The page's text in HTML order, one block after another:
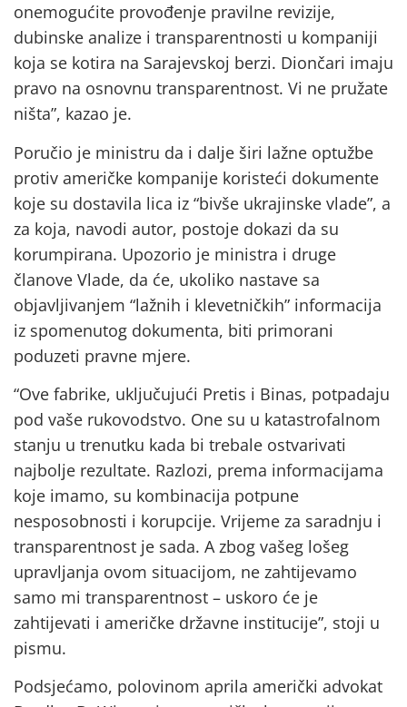
onemogućite provođenje pravilne revizije,
dubinske analize i transparentnosti u kompaniji
koja se kotira na Sarajevskoj berzi. Diončari imaju
pravo na osnovnu transparentnost. Vi ne pružate
ništa”, kazao je.
Poručio je ministru da i dalje širi lažne optužbe
protiv američke kompanije koristeći dokumente
koje su dostavila lica iz “bivše ukrajinske vlade”, a
za koja, navodi autor, postoje dokazi da su
korumpirana. Upozorio je ministra i druge
članove Vlade, da će, ukoliko nastave sa
objavljivanjem “lažnih i klevetničkih” informacija
iz spomenutog dokumenta, biti primorani
poduzeti pravne mjere.
“Ove fabrike, uključujući Pretis i Binas, potpadaju
pod vaše rukovodstvo. One su u katastrofalnom
stanju u trenutku kada bi trebale ostvarivati
najbolje rezultate. Razlozi, prema informacijama
koje imamo, su kombinacija potpune
nesposobnosti i korupcije. Vrijeme za saradnju i
transparentnost je sada. A zbog vašeg lošeg
upravljanja ovom situacijom, ne zahtijevamo
samo mi transparentnost – uskoro će je
zahtijevati i američke državne institucije”, stoji u
pismu.
Podsjećamo, polovinom aprila američki advokat